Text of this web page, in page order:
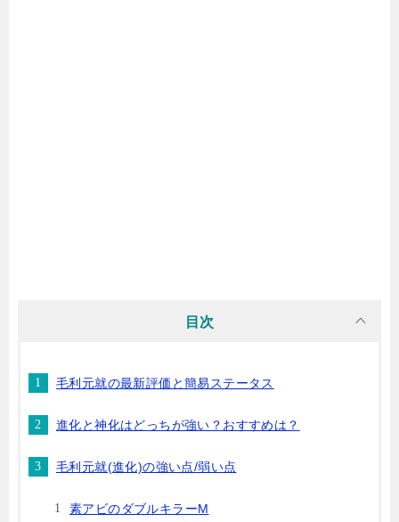
目次
毛利元就の最新評価と簡易ステータス
進化と神化はどっちが強い？おすすめは？
毛利元就(進化)の強い点/弱い点
素アビのダブルキラーM